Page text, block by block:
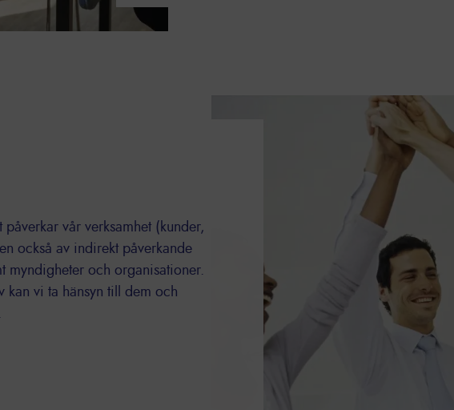
vår verksamhet (kunder,
också av indirekt påverkande
myndigheter och organisationer.
kan vi ta hänsyn till dem och